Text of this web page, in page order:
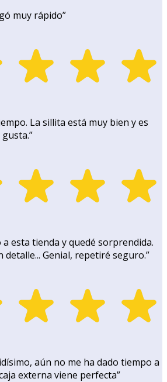
muy rápido”
La sillita está muy bien y es
”
esta tienda y quedé sorprendida.
detalle... Genial, repetiré seguro.”
aún no me ha dado tiempo a
externa viene perfecta”